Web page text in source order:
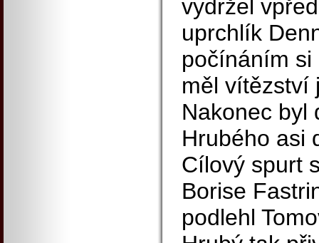
vydržel
uprchlík
počínáním si
měl vítězství
Nakonec byl
Hrubého asi
Cílový spurt
Borise
podlehl